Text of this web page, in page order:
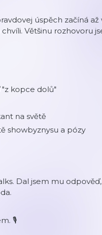
úspěch začíná
Většinu rozhovoru
kopce dolů"
na světě
showbyznysu a pózy
Dal jsem mu
🎙️